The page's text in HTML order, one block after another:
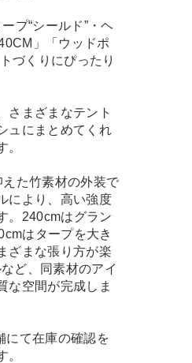
プ“シールド”・ヘ
」「ウッドポ
づくりにぴったり
さまざまなテント
ュにまとめてくれ
。
た竹素材の外装で
により、高い強度
。240cmはグラン
はタープを大き
ざまな張り方が楽
ど、同素材のアイ
な空間が完成しま
にて在庫の確認を
。